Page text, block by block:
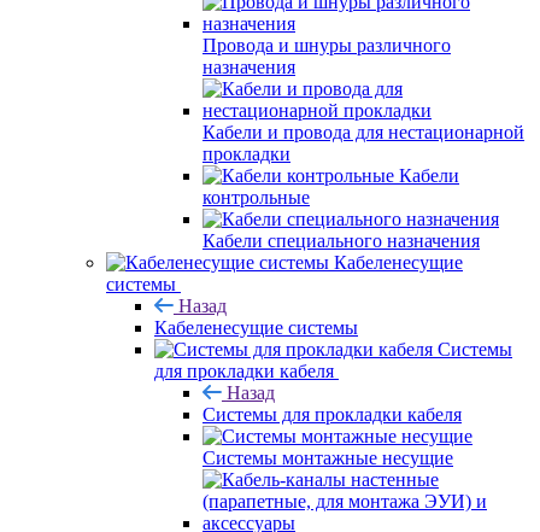
Провода и шнуры различного
назначения
Кабели и провода для нестационарной
прокладки
Кабели
контрольные
Кабели специального назначения
Кабеленесущие
системы
Назад
Кабеленесущие системы
Системы
для прокладки кабеля
Назад
Системы для прокладки кабеля
Системы монтажные несущие